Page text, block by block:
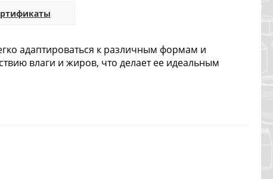
адаптироваться к различным формам и
влаги и жиров, что делает ее идеальным